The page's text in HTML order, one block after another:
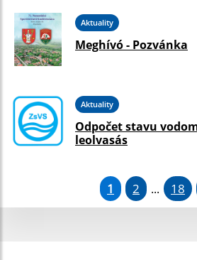
Aktuality
Meghívó - Pozvánka
Aktuality
Odpočet stavu
leolvasás
1 2 ... 18